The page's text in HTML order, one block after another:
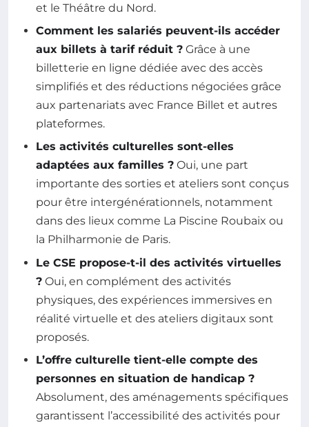
et le Théâtre du Nord.
Comment les salariés peuvent-ils accéder
aux billets à tarif réduit ? Grâce à une
billetterie en ligne dédiée avec des accès
simplifiés et des réductions négociées grâce
aux partenariats avec France Billet et autres
plateformes.
Les activités culturelles sont-elles
adaptées aux familles ? Oui, une part
importante des sorties et ateliers sont conçus
pour être intergénérationnels, notamment
dans des lieux comme La Piscine Roubaix ou
la Philharmonie de Paris.
Le CSE propose-t-il des activités virtuelles
? Oui, en complément des activités
physiques, des expériences immersives en
réalité virtuelle et des ateliers digitaux sont
proposés.
L’offre culturelle tient-elle compte des
personnes en situation de handicap ?
Absolument, des aménagements spécifiques
garantissent l’accessibilité des activités pour